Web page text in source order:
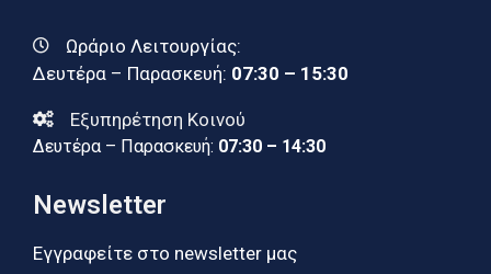
Ωράριο Λειτουργίας:
Δευτέρα – Παρασκευή: 07:30 – 15:30
Εξυπηρέτηση Κοινού
Δευτέρα – Παρασκευή: 07:30 – 14:30
Newsletter
Εγγραφείτε στο newsletter μας